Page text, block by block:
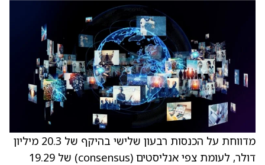
מדווחת על הכנסות רבעון שלישי בהיקף של 20.3 מיליון
דולר, לעומת צפי אנליסטים (consensus) של 19.29